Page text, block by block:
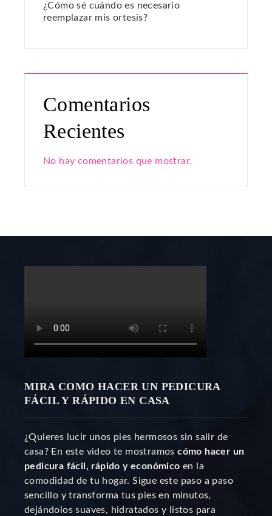
¿Cómo sé cuándo es necesario
reemplazar mis ortesis?
Comentarios
Recientes
No hay comentarios que mostrar.
MIRA COMO HACER UN PEDICURA
FÁCIL Y RÁPIDO EN CASA
¿Quieres lucir unos pies hermosos sin salir de
casa? En este video te mostramoscómo hacer un
pedicura fácil, rápido y económico en la
comodidad de tu hogar. Sigue este paso a paso
sencillo y transforma tus pies en minutos,
dejándolos suaves, hidratados y listos para